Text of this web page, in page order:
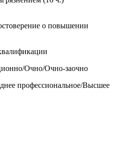
о повышении
Очно/Очно-заочно
профессиональное/Высшее